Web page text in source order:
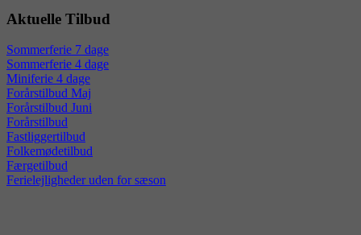
Aktuelle Tilbud
Sommerferie 7 dage
Sommerferie 4 dage
Miniferie 4 dage
Forårstilbud Maj
Forårstilbud Juni
Forårstilbud
Fastliggertilbud
Folkemødetilbud
Færgetilbud
Ferielejligheder uden for sæson